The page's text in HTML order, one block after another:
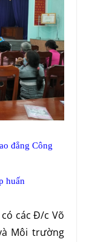
đẳng Công
huấn
các Đ/c Võ
Môi trường